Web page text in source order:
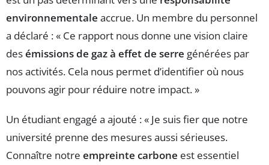
environnementale accrue. Un membre du personnel
a déclaré : « Ce rapport nous donne une vision claire
desémissions de gaz à effet de serre générées par
nos activités. Cela nous permet d’identifier où nous
pouvons agir pour réduire notre impact. »
Un étudiant engagé a ajouté : « Je suis fier que notre
université prenne des mesures aussi sérieuses.
Connaître notre empreinte carbone est essentiel